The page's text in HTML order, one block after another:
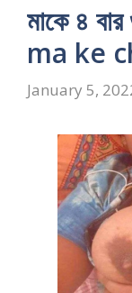
মাকে ৪
ma ke
January 5,